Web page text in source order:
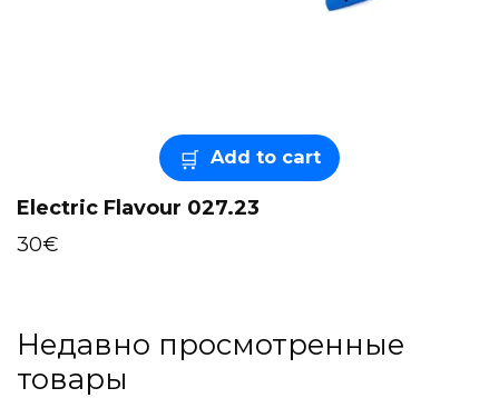
Add to cart
Electric Flavour 027.23
30€
Недавно просмотренные
товары